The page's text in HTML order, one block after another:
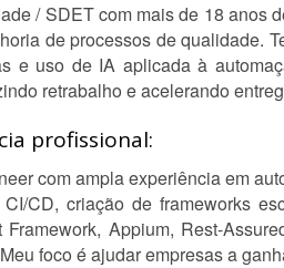
/ SDET com mais de 18 anos
de processos de qualidade.
e uso de IA aplicada à
retrabalho e acelerando
profissional:
com ampla experiência em
CD, criação de frameworks
Appium, Rest-
foco é ajudar empresas a